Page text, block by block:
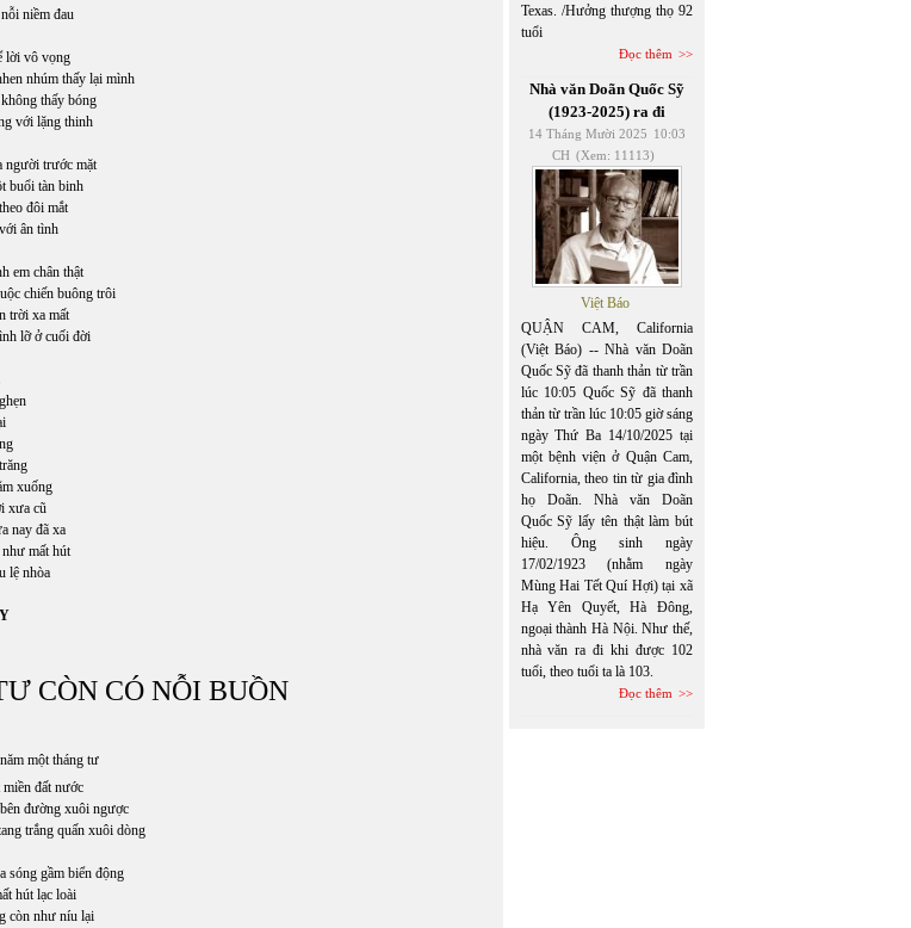
niềm đau
lời vô vọng
nhúm thấy lại mình
thấy bóng
với lặng thinh
người trước mặt
buổi tàn binh
đôi mắt
ân tình
em chân thật
chiến buông trôi
trời xa mất
lỡ ở cuối đời
xuống
xưa cũ
nay đã xa
mất hút
lệ nhòa
CÒN CÓ NỖI BUỒN
một tháng tư
đất nước
đường xuôi ngược
trắng quấn xuôi dòng
sóng gầm biển động
hút lạc loài
còn như níu lại
Texas. /Hưởng thượng thọ 92
tuổi
Đọc thêm
Nhà văn Doãn Quốc Sỹ
(1923-2025) ra đi
14 Tháng Mười 2025 10:03
CH (Xem: 11113)
Việt Báo
QUẬN CAM, California
(Việt Báo) -- Nhà văn Doãn
Quốc Sỹ đã thanh thản từ trần
lúc 10:05 Quốc Sỹ đã thanh
thản từ trần lúc 10:05 giờ sáng
ngày Thứ Ba 14/10/2025 tại
một bệnh viện ở Quận Cam,
California, theo tin từ gia đình
họ Doãn. Nhà văn Doãn
Quốc Sỹ lấy tên thật làm bút
hiệu. Ông sinh ngày
17/02/1923 (nhằm ngày
Mùng Hai Tết Quí Hợi) tại xã
Hạ Yên Quyết, Hà Đông,
ngoại thành Hà Nội. Như thế,
nhà văn ra đi khi được 102
tuổi, theo tuổi ta là 103.
Đọc thêm